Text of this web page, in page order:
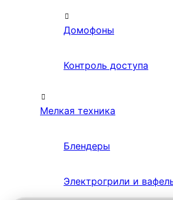
Домофоны
Контроль доступа
Мелкая техника
Блендеры
Электрогрили и